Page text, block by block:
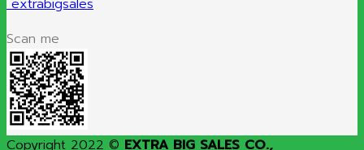
extrabigsales
Scan me
Copyright 2022 © EXTRA BIG SALES CO.,